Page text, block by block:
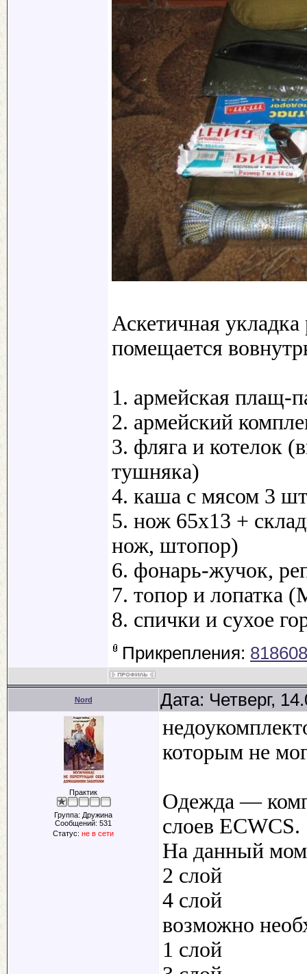
Аскетичная
помещается
1. армейская плащ-
2. армейский
3. фляга и котелок
тушняка)
4. каша с мясом 3
5. нож 65х13 +
нож, штопор)
6. фонарь-жучок,
7. топор и лопатка
8. спички и сухое
Прикрепления:
Nord Дата: Четверг,
Практик
Группа: Дружина
Сообщений: 531
Статус: не в сети
которым не
Одежда —
слоев ECWCS.
На данный
2 слой
4 слой
возможно
1 слой